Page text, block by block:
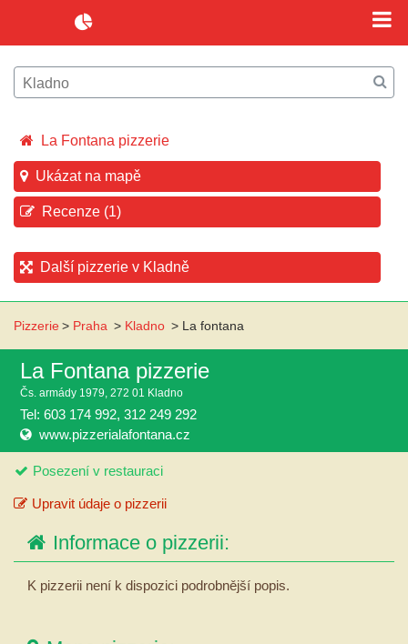
La Fontana pizzerie
Ukázat na mapě
Recenze (1)
Další pizzerie v Kladně
Pizzerie> Praha > Kladno > La fontana
La Fontana pizzerie
Čs. armády 1979, 272 01 Kladno
Tel: 603 174 992, 312 249 292
www.pizzerialafontana.cz
Posezení v restauraci
Upravit údaje o pizzerii
Informace o pizzerii:
K pizzerii není k dispozici podrobnější popis.